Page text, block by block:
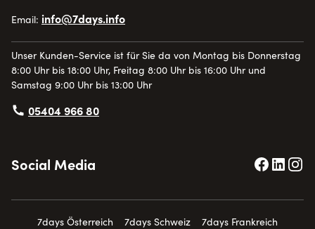
Email: info@7days.info
Unser Kunden-Service ist für Sie da von Montag bis Donnerstag
8:00 Uhr bis 18:00 Uhr, Freitag 8:00 Uhr bis 16:00 Uhr und
Samstag 9:00 Uhr bis 13:00 Uhr
05404 966 80
Social Media
7days Österreich 7days Schweiz
7days Frankreich